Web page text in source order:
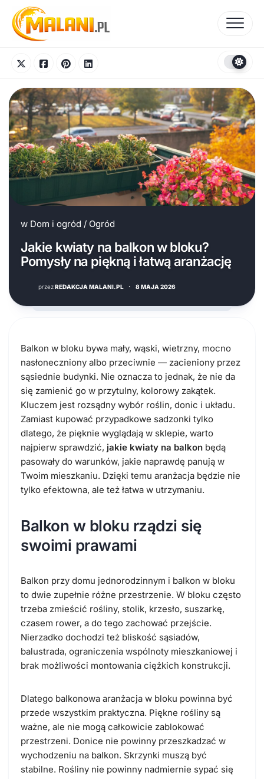
content
w Dom i ogród / Ogród
Jakie kwiaty na balkon w bloku?
Pomysły na piękną i łatwą aranżację
przezREDAKCJA MALANI.PL · 8 MAJA 2026
Balkon w bloku bywa mały, wąski, wietrzny, mocno
nasłoneczniony albo przeciwnie — zacieniony przez
sąsiednie budynki. Nie oznacza to jednak, że nie da
się zamienić go w przytulny, kolorowy zakątek.
Kluczem jest rozsądny wybór roślin, donic i układu.
Zamiast kupować przypadkowe sadzonki tylko
dlatego, że pięknie wyglądają w sklepie, warto
najpierw sprawdzić, jakie kwiaty na balkon będą
pasowały do warunków, jakie naprawdę panują w
Twoim mieszkaniu. Dzięki temu aranżacja będzie nie
tylko efektowna, ale też łatwa w utrzymaniu.
Balkon w bloku rządzi się
swoimi prawami
Balkon przy domu jednorodzinnym i balkon w bloku
to dwie zupełnie różne przestrzenie. W bloku często
trzeba zmieścić rośliny, stolik, krzesło, suszarkę,
czasem rower, a do tego zachować przejście.
Nierzadko dochodzi też bliskość sąsiadów,
balustrada, ograniczenia wspólnoty mieszkaniowej i
brak możliwości montowania ciężkich konstrukcji.
Dlatego balkonowa aranżacja w bloku powinna być
przede wszystkim praktyczna. Piękne rośliny są
ważne, ale nie mogą całkowicie zablokować
przestrzeni. Donice nie powinny przeszkadzać w
wychodzeniu na balkon. Skrzynki muszą być
stabilne. Rośliny nie powinny nadmiernie sypać się